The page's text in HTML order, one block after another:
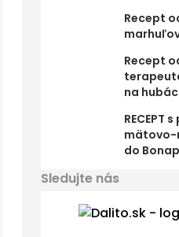
Recept
Recept
na
RECEPT
mätovo-
do
Sledujte nás